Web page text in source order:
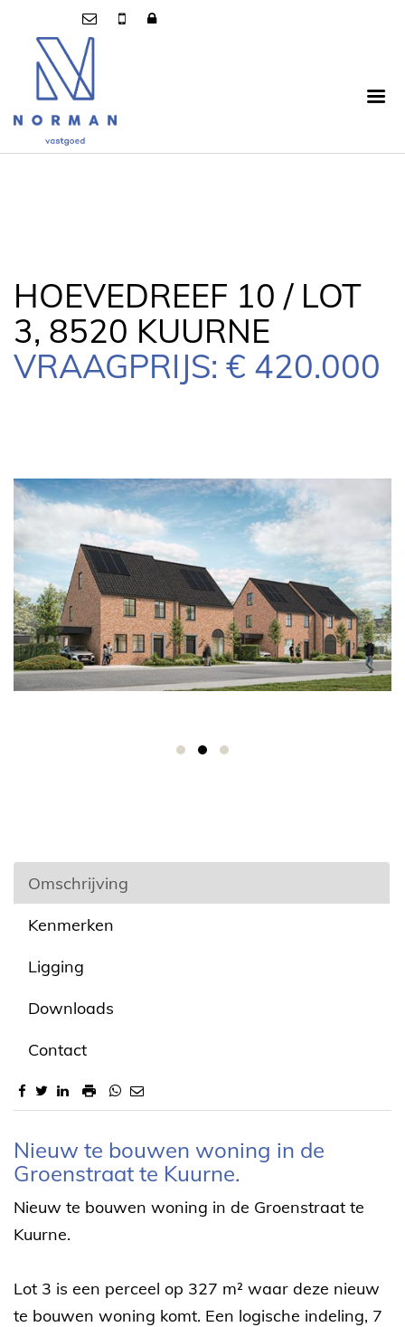
HOEVEDREEF 10 / LOT
3, 8520 KUURNE
VRAAGPRIJS: € 420.000
Omschrijving
Kenmerken
Ligging
Downloads
Contact
Omschrijving
Nieuw te bouwen woning in de
Groenstraat te Kuurne.
Nieuw te bouwen woning in de Groenstraat te
Kuurne.
Lot 3 is een perceel op 327 m² waar deze nieuw
te bouwen woning komt. Een logische indeling, 7